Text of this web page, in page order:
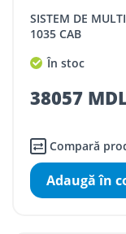
SISTEM DE MULTIFILTRARE CU ECOMIX COMPACT FK
1035 CAB
În stoc
38057
Compară
Adaugă în